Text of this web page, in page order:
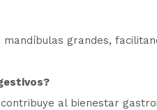
grandes,
al bienestar